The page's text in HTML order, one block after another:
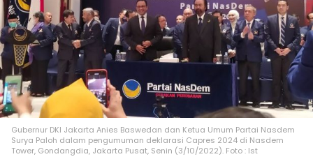
Gubernur DKI Jakarta Anies Baswedan dan Ketua Umum Partai Nasdem
Surya Paloh dalam pengumuman deklarasi Capres 2024 di Nasdem
Tower, Gondangdia, Jakarta Pusat, Senin (3/10/2022). Foto : Ist